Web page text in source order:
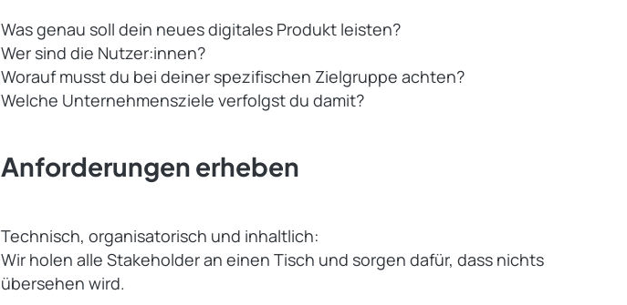
Was genau soll dein neues digitales Produkt leisten?
Wer sind die Nutzer:innen?
Worauf musst du bei deiner spezifischen Zielgruppe achten?
Welche Unternehmensziele verfolgst du damit?
Anforderungen erheben
Technisch, organisatorisch und inhaltlich:
Wir holen alle Stakeholder an einen Tisch und sorgen dafür, dass nichts
übersehen wird.